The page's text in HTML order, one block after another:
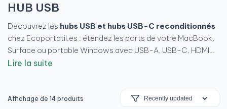
HUB USB
Découvrez les hubs USB et hubs USB-C reconditionnés
chez Ecoportatil.es : étendez les ports de votre MacBook,
Surface ou portable Windows avec USB-A, USB-C, HDMI
4K, Gigabit Ethernet et lecteur SD dans un seul dispositif.
livraison rapide.
Lire la suite
Prix
Affichage de 14 produits